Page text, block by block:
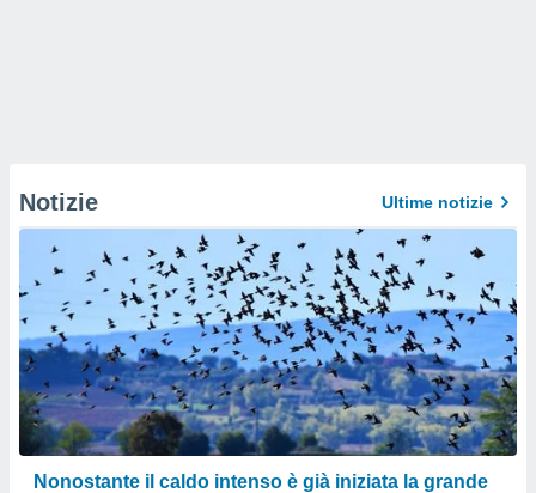
Notizie Ultime notizie
Nonostante il caldo intenso è già iniziata la grande